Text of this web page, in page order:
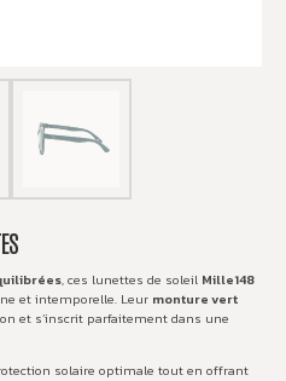
, ces lunettes de soleil Mille148
et intemporelle. Leur monture vert
et s’inscrit parfaitement dans une
solaire optimale tout en offrant